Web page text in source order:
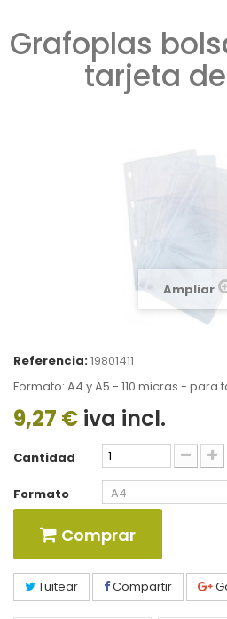
Grafoplas
tarjeta
Ampliar
Referencia:19801411
Formato: A4 y A5 - 110 micras - para
9,27 € iva incl.
Cantidad
Formato
Comprar
Tuitear Compartir